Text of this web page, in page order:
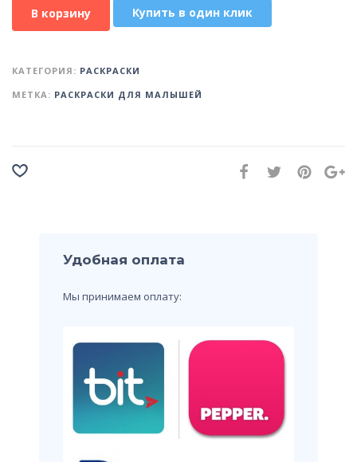
В корзину Купить в один клик
КАТЕГОРИЯ: РАСКРАСКИ
МЕТКА: РАСКРАСКИ ДЛЯ МАЛЫШЕЙ
Удобная оплата
Мы принимаем оплату: